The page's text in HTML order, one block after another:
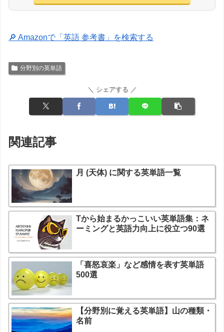
🔎 Amazonで「英語 参考書」を検索する
分野別の英単語
＼ シェアする ／
関連記事
月 (天体) に関する英単語一覧
Tから始まるかっこいい英単語集：ネ
ーミングと英語力向上に役立つ90選
「喜怒哀楽」など感情を表す英単語
500選
【分野別に覚える英単語】山の種類・
名前